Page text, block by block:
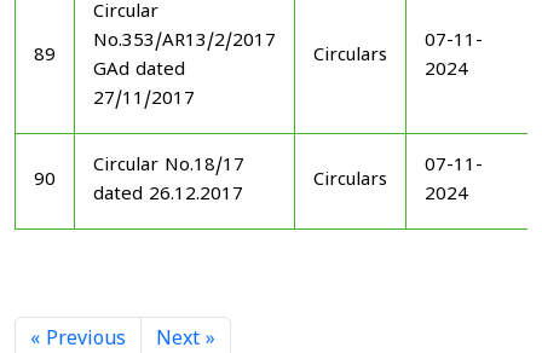
89
Circular
No.353/AR13/2/2017
GAd dated
27/11/2017
Circulars
07-11-
2024
90
Circular No.18/17
dated 26.12.2017
Circulars
07-11-
2024
« Previous Next »